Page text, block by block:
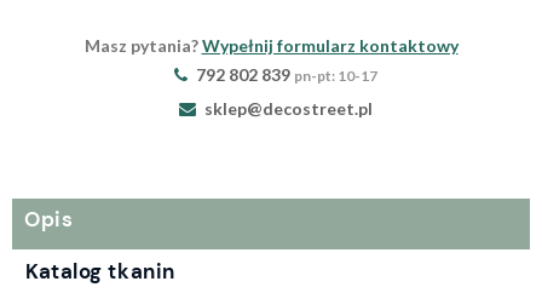
Masz pytania?Wypełnij formularz kontaktowy
792 802 839 pn-pt: 10-17
sklep@decostreet.pl
Opis
Katalog tkanin